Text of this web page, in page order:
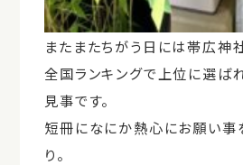
またまたちがう日には帯広神
全国ランキングで上位に選ば
見事です。
短冊になにか熱心にお願い事
り。